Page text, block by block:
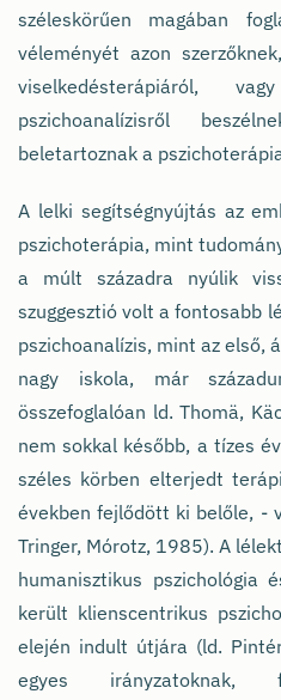
széleskörűen magában
véleményét azon
viselkedésterápiáról,
pszichoanalízisről
beletartoznak a
A lelki segítségnyújtás az
pszichoterápia, mint
a múlt századra nyúlik
szuggesztió volt a fontosabb
pszichoanalízis, mint az első,
nagy iskola, már
összefoglalóan ld. Thomä,
nem sokkal később, a tízes
széles körben elterjedt
években fejlődött ki belőle, -
Tringer, Mórotz, 1985). A
humanisztikus pszichológia
került klienscentrikus
elején indult útjára (ld.
egyes